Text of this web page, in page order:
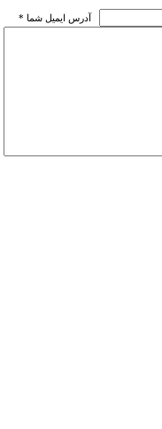
* آدرس ايميل شما